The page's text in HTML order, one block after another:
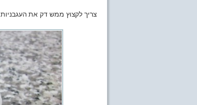
צריך לקצוץ ממש דק את העגבניות.